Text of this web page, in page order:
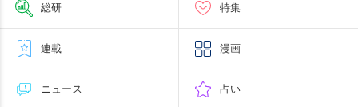
総研 特集
連載 漫画
ニュース 占い